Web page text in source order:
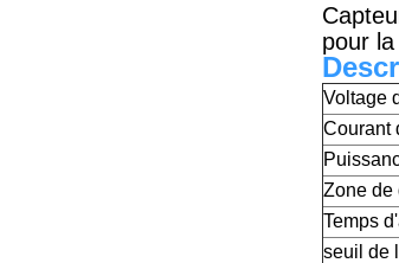
pour
Voltage
Courant
Zone de
Temps
seuil de